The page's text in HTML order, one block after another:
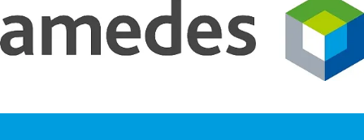
aus dem Unternehmen. Sie können das Magazin auf
www.amedes-group.com abonnieren.